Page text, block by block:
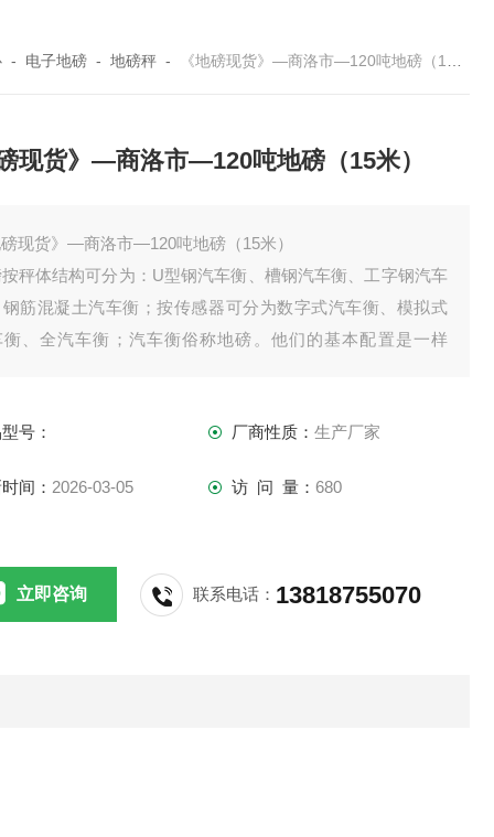
- 电子地磅 -地磅秤 - 《地磅现货》—商洛市—120吨地磅（15米）
磅现货》—商洛市—120吨地磅（15米）
磅现货》—商洛市—120吨地磅（15米）
秤体结构可分为：U型钢汽车衡、槽钢汽车衡、工字钢汽车
筋混凝土汽车衡；按传感器可分为数字式汽车衡、模拟式
衡、全汽车衡；汽车衡俗称地磅。他们的基本配置是一样
号：
厂商性质： 生产厂家
间： 2026-03-05 访 问 量： 680
立即咨询 联系电话： 13818755070